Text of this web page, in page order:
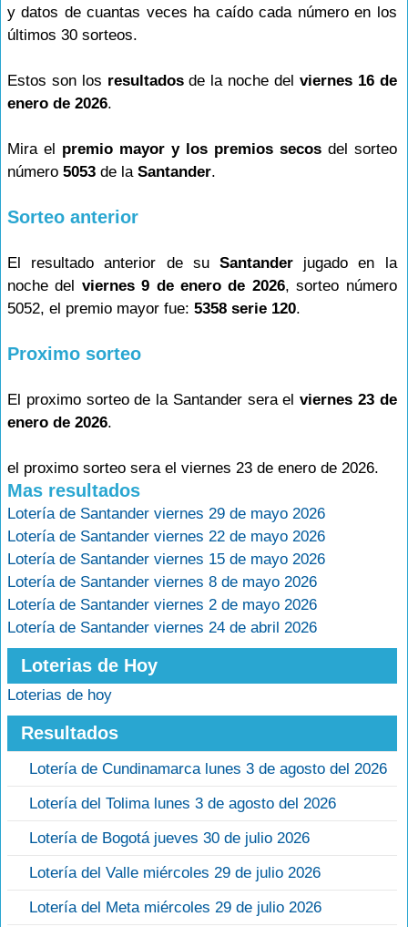
y datos de cuantas veces ha caído cada número en los
últimos 30 sorteos.
Estos son los resultadosde la noche del viernes 16 de
enero de 2026.
Mira el premio mayor y los premios secosdel sorteo
número 5053 de la Santander.
Sorteo anterior
El resultado anterior de su Santander jugado en la
noche del viernes 9 de enero de 2026, sorteo número
5052, el premio mayor fue: 5358 serie 120.
Proximo sorteo
El proximo sorteo de la Santander sera elviernes 23 de
enero de 2026.
el proximo sorteo sera el viernes 23 de enero de 2026.
Mas resultados
Lotería de Santander viernes 29 de mayo 2026
Lotería de Santander viernes 22 de mayo 2026
Lotería de Santander viernes 15 de mayo 2026
Lotería de Santander viernes 8 de mayo 2026
Lotería de Santander viernes 2 de mayo 2026
Lotería de Santander viernes 24 de abril 2026
Loterias de Hoy
Loterias de hoy
Resultados
Lotería de Cundinamarca lunes 3 de agosto del 2026
Lotería del Tolima lunes 3 de agosto del 2026
Lotería de Bogotá jueves 30 de julio 2026
Lotería del Valle miércoles 29 de julio 2026
Lotería del Meta miércoles 29 de julio 2026